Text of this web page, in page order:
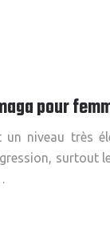
pour
niveau très
surtout